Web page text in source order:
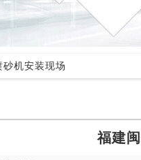
机安装现场
福建